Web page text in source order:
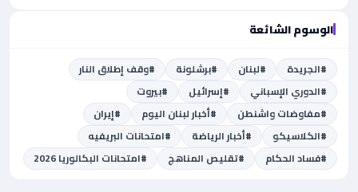
الوسوم الشائعة
#الجريدة #لبنان #برشلونة
#وقف إطلاق النار
#الدوري الإسباني
#إسرائيل
#بيروت
#مفاوضات واشنطن
#أخبار لبنان اليوم
#إيران
#الكلاسيكو
#أخبار الرياضة
#امتحانات البريفيه
#فساد الحكام
#تقليص المناهج #امتحانات البكالوريا 2026